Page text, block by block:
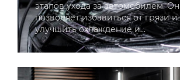
этапов ухода за автомобилем.
позволяет избавиться от грязи
улучшить охлаждение и…